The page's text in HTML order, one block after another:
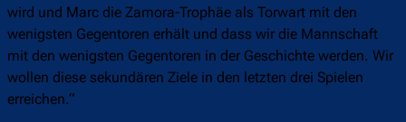
wird und Marc die Zamora-Trophäe als Torwart mit den
wenigsten Gegentoren erhält und dass wir die Mannschaft
mit den wenigsten Gegentoren in der Geschichte werden. Wir
wollen diese sekundären Ziele in den letzten drei Spielen
erreichen.“